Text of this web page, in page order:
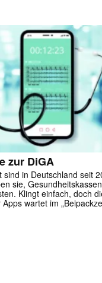
zur DiGA
sind in Deutschland seit
sie,
Klingt einfach, doch
wartet im